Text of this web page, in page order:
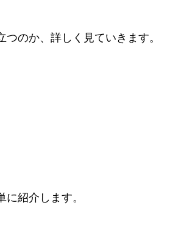
のか、詳しく見ていきます。
紹介します。